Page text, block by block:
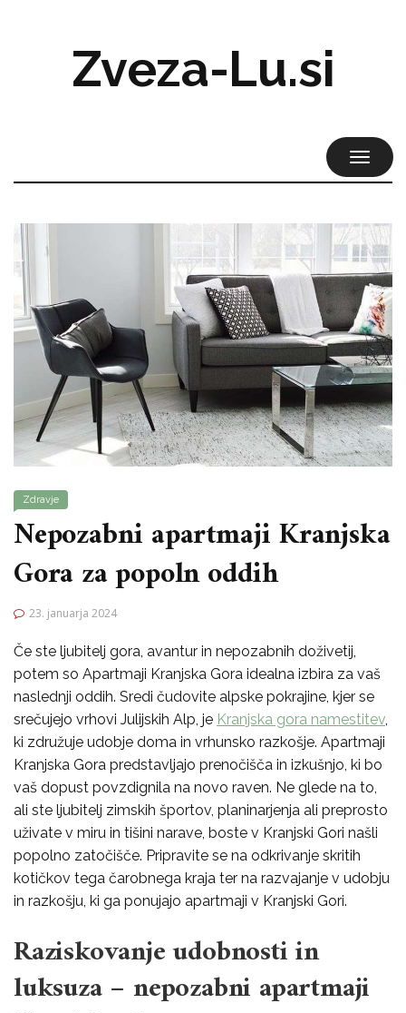
Zveza-Lu.si
Zdravje
Nepozabni apartmaji Kranjska
Gora za popoln oddih
23. januarja 2024
Če ste ljubitelj gora, avantur in nepozabnih doživetij,
potem so Apartmaji Kranjska Gora idealna izbira za vaš
naslednji oddih. Sredi čudovite alpske pokrajine, kjer se
srečujejo vrhovi Julijskih Alp, je Kranjska gora namestitev,
ki združuje udobje doma in vrhunsko razkošje. Apartmaji
Kranjska Gora predstavljajo prenočišča in izkušnjo, ki bo
vaš dopust povzdignila na novo raven. Ne glede na to,
ali ste ljubitelj zimskih športov, planinarjenja ali preprosto
uživate v miru in tišini narave, boste v Kranjski Gori našli
popolno zatočišče. Pripravite se na odkrivanje skritih
kotičkov tega čarobnega kraja ter na razvajanje v udobju
in razkošju, ki ga ponujajo apartmaji v Kranjski Gori.
Raziskovanje udobnosti in
luksuza – nepozabni apartmaji